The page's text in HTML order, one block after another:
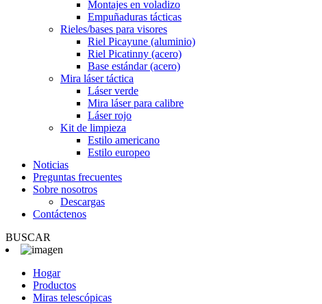
Montajes en voladizo
Empuñaduras tácticas
Rieles/bases para visores
Riel Picayune (aluminio)
Riel Picatinny (acero)
Base estándar (acero)
Mira láser táctica
Láser verde
Mira láser para calibre
Láser rojo
Kit de limpieza
Estilo americano
Estilo europeo
Noticias
Preguntas frecuentes
Sobre nosotros
Descargas
Contáctenos
BUSCAR
Hogar
Productos
Miras telescópicas